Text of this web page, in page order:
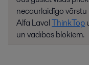
necaurlaidīgo
Alfa LavalThinkTop
un vadības blokiem.